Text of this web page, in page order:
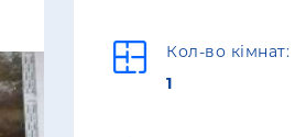
Кол-во кімнат:
1